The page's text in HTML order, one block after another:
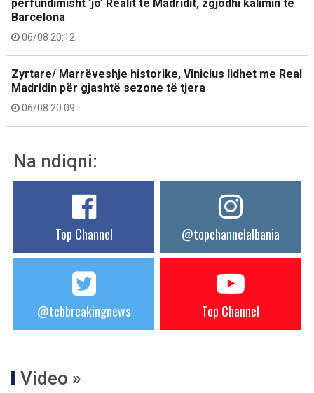
përfundimisht ‘jo’ Realit të Madridit, zgjodhi kalimin te
Barcelona
06/08 20:12
Zyrtare/ Marrëveshje historike, Vinicius lidhet me Real
Madridin për gjashtë sezone të tjera
06/08 20:09
Na ndiqni:
Top Channel @topchannelalbania
@tchbreakingnews Top Channel
Video »